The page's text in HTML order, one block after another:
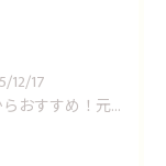
12/17
安いからおすすめ！元消防士の岡山エアコン取り付け業者はUNO設備へ！